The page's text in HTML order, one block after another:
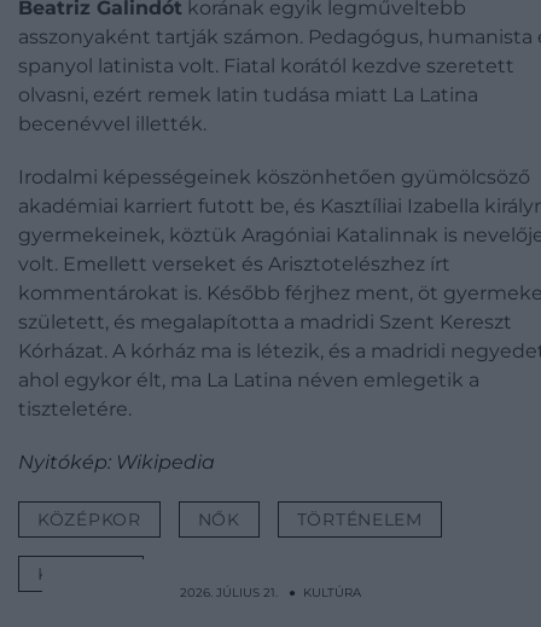
Beatriz Galindót korának egyik legműveltebb
asszonyaként tartják számon. Pedagógus, humanista
spanyol latinista volt. Fiatal korától kezdve szeretett
olvasni, ezért remek latin tudása miatt La Latina
becenévvel illették.
Irodalmi képességeinek köszönhetően gyümölcsöző
akadémiai karriert futott be, és Kasztíliai Izabella
gyermekeinek, köztük Aragóniai Katalinnak is
volt. Emellett verseket és Arisztotelészhez írt
kommentárokat is. Később férjhez ment, öt
született, és megalapította a madridi Szent Kereszt
Kórházat. A kórház ma is létezik, és a madridi
ahol egykor élt, ma La Latina néven emlegetik a
tiszteletére.
Nyitókép: Wikipedia
KÖZÉPKOR NŐK TÖRTÉNELEM
KULTÚRA
2026. JÚLIUS 21. ● KULTÚRA